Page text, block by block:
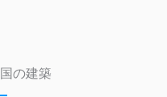
の建築